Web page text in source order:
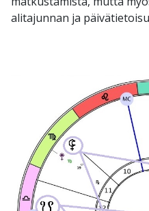
alitajunnan ja